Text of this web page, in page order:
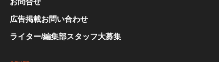
お問合せ
広告掲載お問い合わせ
ライター/編集部スタッフ大募集